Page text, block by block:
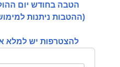
הטבה בחודש יום
(ההטבות ניתנות
להצטרפות יש למלא